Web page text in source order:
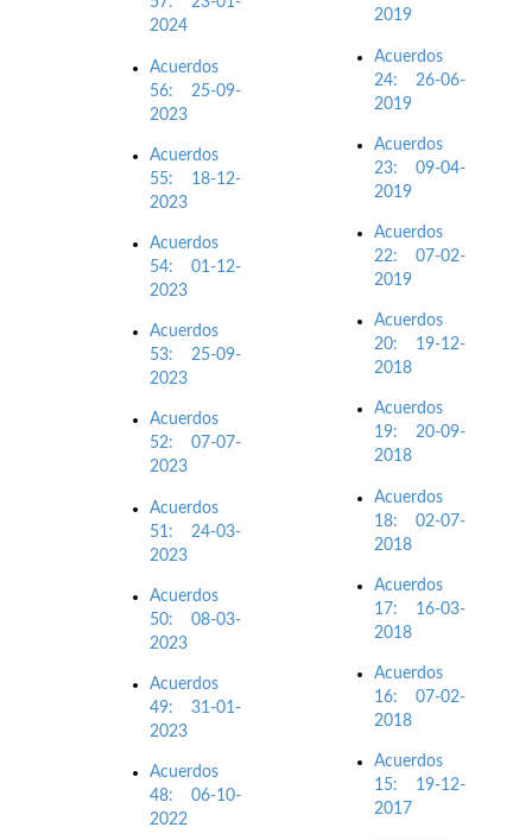
2024
Acuerdos
56: 25-09-
2023
Acuerdos
55: 18-12-
2023
Acuerdos
54: 01-12-
2023
Acuerdos
53: 25-09-
2023
Acuerdos
52: 07-07-
2023
Acuerdos
51: 24-03-
2023
Acuerdos
50: 08-03-
2023
Acuerdos
49: 31-01-
2023
Acuerdos
48: 06-10-
2022
2019
Acuerdos
24: 26-06-
2019
Acuerdos
23: 09-04-
2019
Acuerdos
22: 07-02-
2019
Acuerdos
20: 19-12-
2018
Acuerdos
19: 20-09-
2018
Acuerdos
18: 02-07-
2018
Acuerdos
17: 16-03-
2018
Acuerdos
16: 07-02-
2018
Acuerdos
15: 19-12-
2017